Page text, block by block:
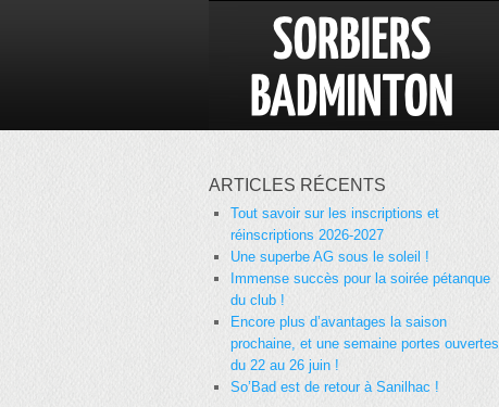
ARTICLES RÉCENTS
Tout savoir sur les inscriptions et
réinscriptions 2026-2027
Une superbe AG sous le soleil !
Immense succès pour la soirée pétanque
du club !
Encore plus d’avantages la saison
prochaine, et une semaine portes ouvertes
du 22 au 26 juin !
So’Bad est de retour à Sanilhac !